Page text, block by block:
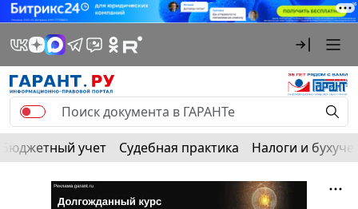
Бюджетный учет Судебная практика Налоги и